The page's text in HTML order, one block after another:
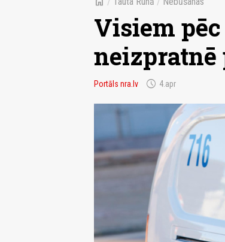
Visiem
neizpratnē
Portāls nra.lv schedule 4.apr